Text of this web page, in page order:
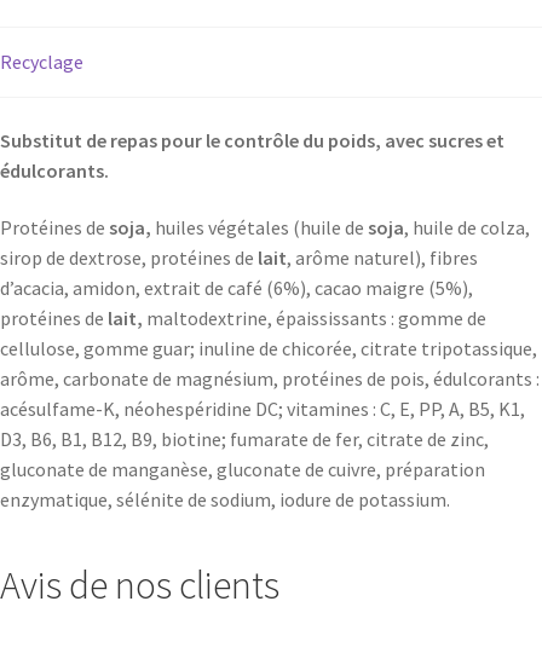
Recyclage
Substitut de repas pour le contrôle du poids, avec sucres et
édulcorants.
Protéines de soja, huiles végétales (huile de soja, huile de colza,
sirop de dextrose, protéines de lait, arôme naturel), fibres
d’acacia, amidon, extrait de café (6%), cacao maigre (5%),
protéines de lait, maltodextrine, épaississants : gomme de
cellulose, gomme guar; inuline de chicorée, citrate tripotassique,
arôme, carbonate de magnésium, protéines de pois, édulcorants :
acésulfame-K, néohespéridine DC; vitamines : C, E, PP, A, B5, K1,
D3, B6, B1, B12, B9, biotine; fumarate de fer, citrate de zinc,
gluconate de manganèse, gluconate de cuivre, préparation
enzymatique, sélénite de sodium, iodure de potassium.
Avis de nos clients